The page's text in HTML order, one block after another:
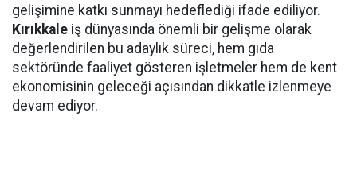
gelişimine katkı sunmayı hedeflediği ifade ediliyor.
Kırıkkale iş dünyasında önemli bir gelişme olarak
değerlendirilen bu adaylık süreci, hem gıda
sektöründe faaliyet gösteren işletmeler hem de kent
ekonomisinin geleceği açısından dikkatle izlenmeye
devam ediyor.